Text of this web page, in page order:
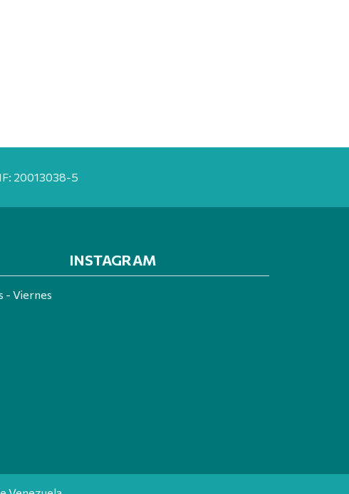
20013038-5
- Viernes
INSTAGRAM